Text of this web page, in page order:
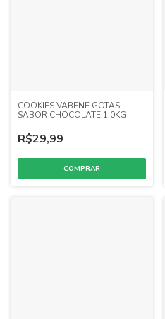
COOKIES VABENE GOTAS
SABOR CHOCOLATE 1,0KG
R$29,99